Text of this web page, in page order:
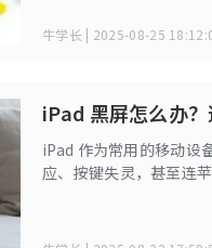
牛学长 | 2025-08-25
iPad 黑屏怎么办
iPad 作为常用的移动设
应、按键失灵，甚至连